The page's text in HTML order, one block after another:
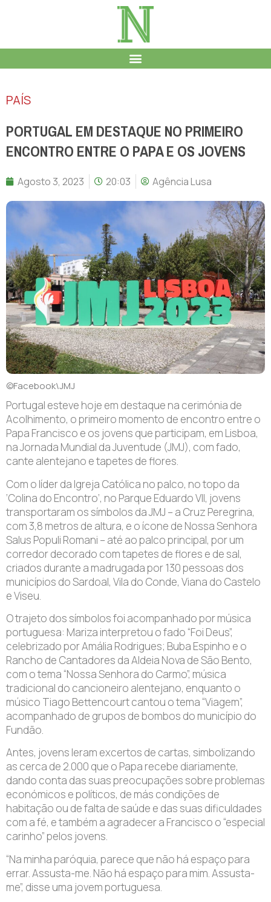
PAÍS
PORTUGAL EM DESTAQUE NO PRIMEIRO
ENCONTRO ENTRE O PAPA E OS JOVENS
Agosto 3, 2023 20:03 Agência Lusa
©Facebook\JMJ
Portugal esteve hoje em destaque na cerimónia de
Acolhimento, o primeiro momento de encontro entre o
Papa Francisco e os jovens que participam, em Lisboa,
na Jornada Mundial da Juventude (JMJ), com fado,
cante alentejano e tapetes de flores.
Com o líder da Igreja Católica no palco, no topo da
‘Colina do Encontro’, no Parque Eduardo VII, jovens
transportaram os símbolos da JMJ – a Cruz Peregrina,
com 3,8 metros de altura, e o ícone de Nossa Senhora
Salus Populi Romani – até ao palco principal, por um
corredor decorado com tapetes de flores e de sal,
criados durante a madrugada por 130 pessoas dos
municípios do Sardoal, Vila do Conde, Viana do Castelo
e Viseu.
O trajeto dos símbolos foi acompanhado por música
portuguesa: Mariza interpretou o fado “Foi Deus”,
celebrizado por Amália Rodrigues; Buba Espinho e o
Rancho de Cantadores da Aldeia Nova de São Bento,
com o tema “Nossa Senhora do Carmo”, música
tradicional do cancioneiro alentejano, enquanto o
músico Tiago Bettencourt cantou o tema “Viagem”,
acompanhado de grupos de bombos do município do
Fundão.
Antes, jovens leram excertos de cartas, simbolizando
as cerca de 2.000 que o Papa recebe diariamente,
dando conta das suas preocupações sobre problemas
económicos e políticos, de más condições de
habitação ou de falta de saúde e das suas dificuldades
com a fé, e também a agradecer a Francisco o “especial
carinho” pelos jovens.
“Na minha paróquia, parece que não há espaço para
errar. Assusta-me. Não há espaço para mim. Assusta-
me”, disse uma jovem portuguesa.